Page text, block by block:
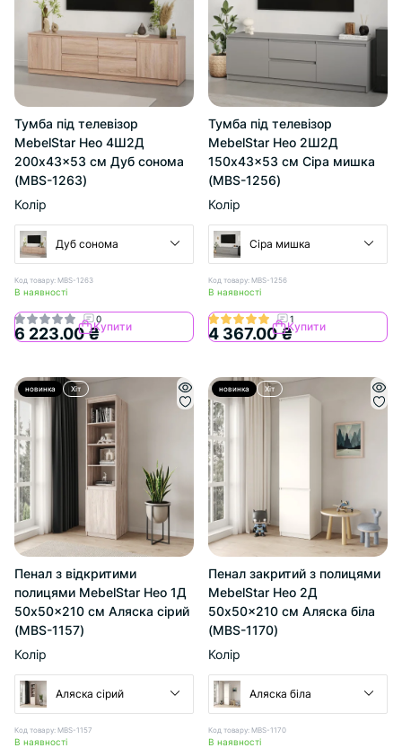
Тумба під телевізор
MebelStar Нео 4Ш2Д
200x43x53 см Дуб сонома
(MBS-1263)
Колір
Дуб сонома
Код товару: MBS-1263
В наявності
0
6 223.00 ₴Купити
Тумба під телевізор
MebelStar Нео 2Ш2Д
150x43x53 см Сіра мишка
(MBS-1256)
Колір
Сіра мишка
Код товару: MBS-1256
В наявності
1
4 367.00 ₴Купити
новинка Хіт
Пенал з відкритими
полицями MebelStar Нео 1Д
50x50x210 см Аляска сірий
(MBS-1157)
Колір
Аляска сірий
Код товару: MBS-1157
В наявності
новинка Хіт
Пенал закритий з полицями
MebelStar Нео 2Д
50x50x210 см Аляска біла
(MBS-1170)
Колір
Аляска біла
Код товару: MBS-1170
В наявності